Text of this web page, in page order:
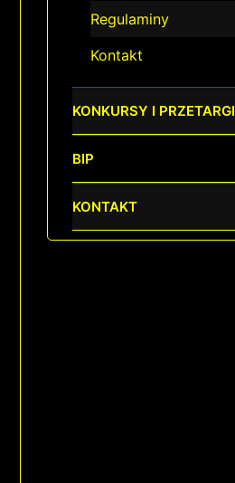
Regulaminy
Kontakt
KONKURSY I PRZETARGI
BIP
KONTAKT